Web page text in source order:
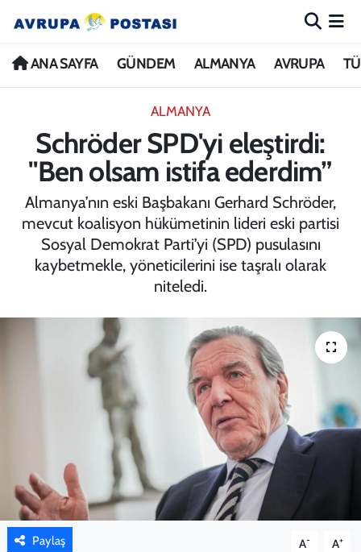
ANA SAYFA GÜNDEM ALMANYA AVRUPA
ALMANYA
Schröder SPD'yi eleştirdi:
"Ben olsam istifa ederdim”
Almanya’nın eski Başbakanı Gerhard Schröder,
mevcut koalisyon hükümetinin lideri eski partisi
Sosyal Demokrat Parti’yi (SPD) pusulasını
kaybetmekle, yöneticilerini ise taşralı olarak
niteledi.
Paylaş A- A+
ANA SAYFA
ALMANYA
AVRUPA
TÜRKİYE
DÜNYA
YAZARLAR
Nöbetçi Eczaneler
İstanbul Namaz Vakitleri
Trafik Durumu
Avrupa Ligi Puan Durumu ve Fikstür
Tüm Manşetler
Haber Arşivi